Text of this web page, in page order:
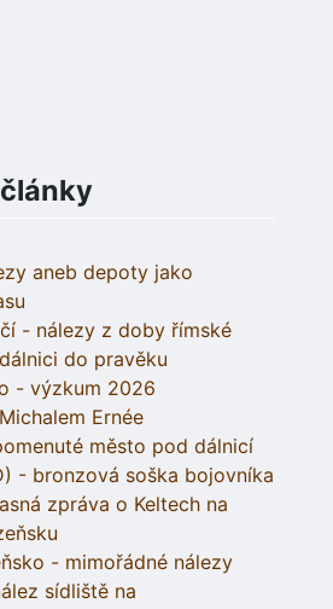
aneb depoty jako
- nálezy z doby římské
do pravěku
- výzkum 2026
Ernée
město pod dálnicí
- bronzová soška bojovníka
zpráva o Keltech na
- mimořádné nálezy
sídliště na